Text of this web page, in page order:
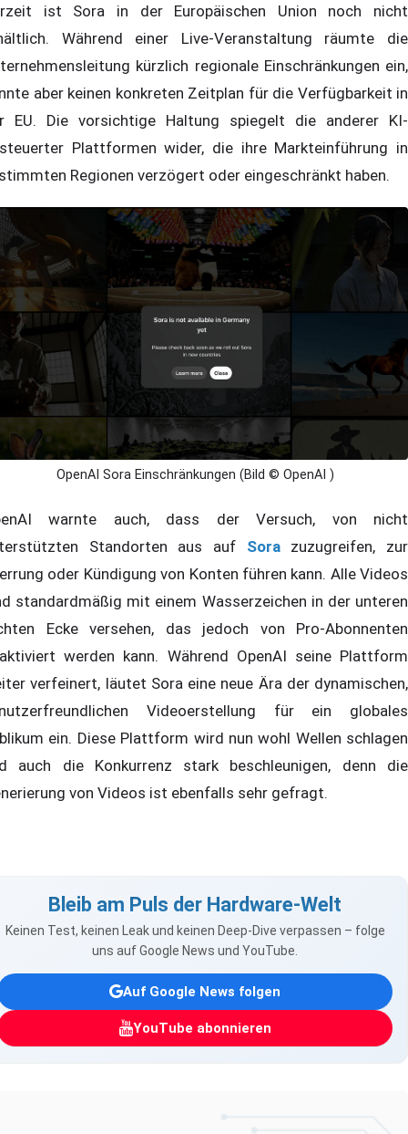
ist Sora in der Europäischen Union noch nicht
Während einer Live-Veranstaltung räumte die
kürzlich regionale Einschränkungen ein,
aber keinen konkreten Zeitplan für die Verfügbarkeit in
EU. Die vorsichtige Haltung spiegelt die anderer KI-
Plattformen wider, die ihre Markteinführung in
Regionen verzögert oder eingeschränkt haben.
OpenAI Sora Einschränkungen (Bild © OpenAI )
warnte auch, dass der Versuch, von nicht
Standorten aus auf Sorazuzugreifen, zur
oder Kündigung von Konten führen kann. Alle Videos
standardmäßig mit einem Wasserzeichen in der unteren
Ecke versehen, das jedoch von Pro-Abonnenten
werden kann. Während OpenAI seine Plattform
verfeinert, läutet Sora eine neue Ära der dynamischen,
Videoerstellung für ein globales
ein. Diese Plattform wird nun wohl Wellen schlagen
auch die Konkurrenz stark beschleunigen, denn die
von Videos ist ebenfalls sehr gefragt.
Bleib am Puls der Hardware-Welt
Keinen Test, keinen Leak und keinen Deep-Dive verpassen – folge
uns auf Google News und YouTube.
Auf Google News folgen
YouTube abonnieren